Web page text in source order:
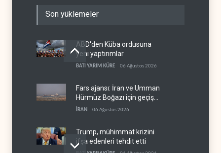
Son yüklemeler
ABD'den Küba ordusuna
yeni yaptırımlar
BATI YARIM KÜRE 06 Ağustos 2026
Fars ajansı: İran ve Umman
Hürmüz Boğazı için geçiş
koridorlarında anlaştı
İRAN 06 Ağustos 2026
Trump, mühimmat krizini
ifşa edenleri tehdit etti